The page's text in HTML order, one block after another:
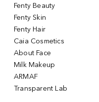
Fenty Beauty
Fenty Skin
Fenty Hair
Caia Cosmetics
About Face
Milk Makeup
ARMAF
Transparent Lab